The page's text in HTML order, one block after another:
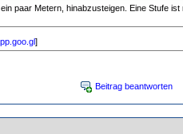
paar Metern, hinabzusteigen. Eine Stufe ist
]
Beitrag beantworten